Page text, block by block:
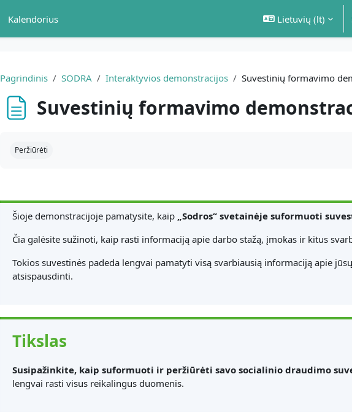
Kalendorius
Lietuvių ‎(lt)‎
Pagrindinis SODRA Interaktyvios demonstracijos Suvestinių formavimo
Suvestinių formavimo
Peržiūrėti
Šioje demonstracijoje pamatysite, kaip „Sodros“ svetainėje suformuoti
Čia galėsite sužinoti, kaip rasti informaciją apie darbo stažą, įmokas ir kitus
Tokios suvestinės padeda lengvai pamatyti visą svarbiausią informaciją apie
atsispausdinti.
Tikslas
Susipažinkite, kaip suformuoti ir peržiūrėti savo socialinio draudimo
lengvai rasti visus reikalingus duomenis.